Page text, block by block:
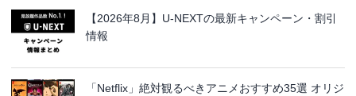
【2026年8月】U-NEXTの最新キャンペーン・割引
情報
「Netflix」絶対観るべきアニメおすすめ35選 オリジ